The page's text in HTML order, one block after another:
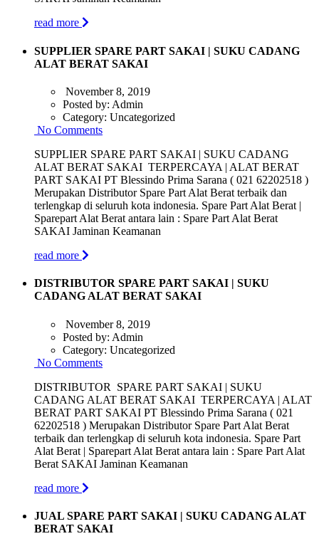
read more
SUPPLIER SPARE PART SAKAI | SUKU CADANG
ALAT BERAT SAKAI
November 8, 2019
Posted by: Admin
Category: Uncategorized
No Comments
SUPPLIER SPARE PART SAKAI | SUKU CADANG
ALAT BERAT SAKAI TERPERCAYA | ALAT BERAT
PART SAKAI PT Blessindo Prima Sarana ( 021 62202518 )
Merupakan Distributor Spare Part Alat Berat terbaik dan
terlengkap di seluruh kota indonesia. Spare Part Alat Berat |
Sparepart Alat Berat antara lain : Spare Part Alat Berat
SAKAI Jaminan Keamanan
read more
DISTRIBUTOR SPARE PART SAKAI | SUKU
CADANG ALAT BERAT SAKAI
November 8, 2019
Posted by: Admin
Category: Uncategorized
No Comments
DISTRIBUTOR SPARE PART SAKAI | SUKU
CADANG ALAT BERAT SAKAI TERPERCAYA | ALAT
BERAT PART SAKAI PT Blessindo Prima Sarana ( 021
62202518 ) Merupakan Distributor Spare Part Alat Berat
terbaik dan terlengkap di seluruh kota indonesia. Spare Part
Alat Berat | Sparepart Alat Berat antara lain : Spare Part Alat
Berat SAKAI Jaminan Keamanan
read more
JUAL SPARE PART SAKAI | SUKU CADANG ALAT
BERAT SAKAI